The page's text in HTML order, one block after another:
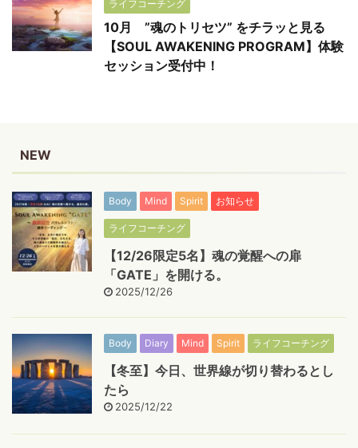
ライフコーチング
10月 ”魂のトリセツ” をチラッと見る
【SOUL AWAKENING PROGRAM】体験
セッション受付中！
NEW
Body Mind Spirit お知らせ
ライフコーチング
【12/26限定5名】魂の覚醒への扉
「GATE」を開ける。
2025/12/26
Body Diary Mind Spirit ライフコーチング
【冬至】今日、世界線が切り替わるとし
たら
2025/12/22